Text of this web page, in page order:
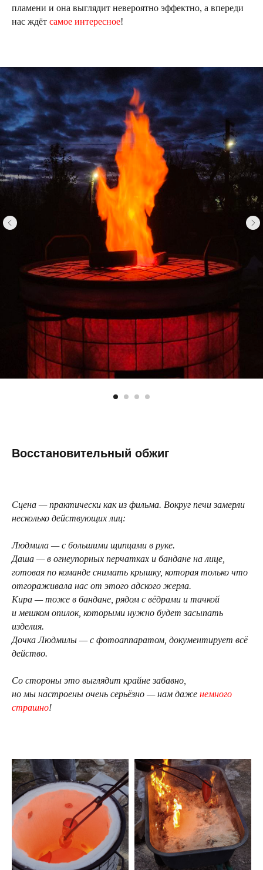
пламени и она выглядит невероятно эффектно, а впереди
нас ждёт самое интересное!
Восстановительный обжиг
Сцена — практически как из фильма. Вокруг печи замерли
несколько действующих лиц:
Людмила — с большими щипцами в руке.
Даша — в огнеупорных перчатках и бандане на лице,
готовая по команде снимать крышку, которая только что
отгораживала нас от этого адского жерла.
Кира — тоже в бандане, рядом с вёдрами и тачкой
и мешком опилок, которыми нужно будет засыпать
изделия.
Дочка Людмилы — с фотоаппаратом, документирует всё
действо.
Со стороны это выглядит крайне забавно,
но мы настроены очень серьёзно — нам даже немного
страшно!